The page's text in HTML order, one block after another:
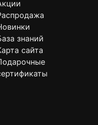
знаний
сайта